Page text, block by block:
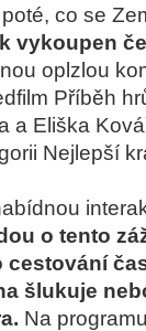
co se
vykoupen
oplzlou
Příběh
a Eliška
Nejlepší
o tento
šlukuje
Na